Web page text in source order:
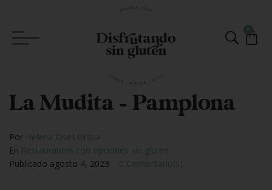
La Mudita – Pamplona
Por Helena Oses Ursua
En Restaurantes con opciones sin gluten
Publicado agosto 4, 2023 0 Comentario(s)